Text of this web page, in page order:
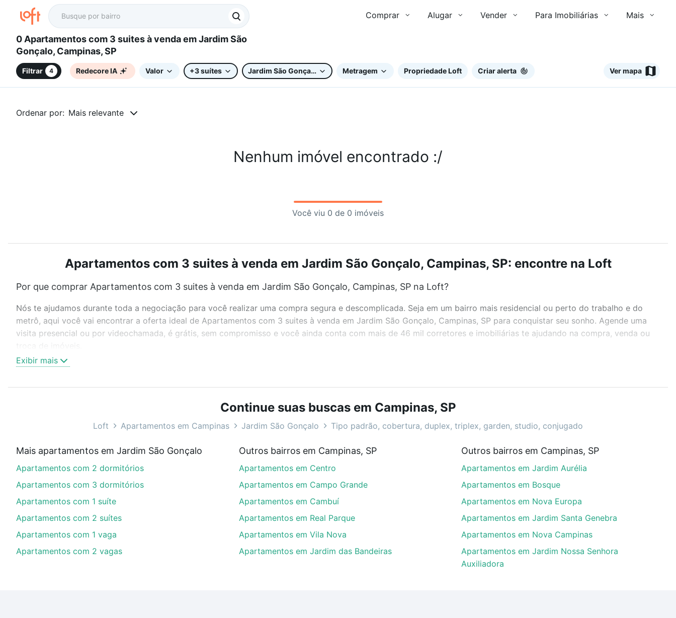
Comprar Alugar Vender Para Imobiliárias Mais
0 Apartamentos com 3 suites à venda em Jardim São
Gonçalo, Campinas, SP
Filtrar 4 Redecore IA Valor +3 suítes Jardim São Gonçalo Metragem Propriedade Loft Criar alerta Ver mapa
Ordenar por: Mais relevante
Nenhum imóvel encontrado :/
Você viu 0 de 0 imóveis
Apartamentos com 3 suites à venda em Jardim São Gonçalo, Campinas, SP: encontre na Loft
Por que comprar Apartamentos com 3 suites à venda em Jardim São Gonçalo, Campinas, SP na Loft?
Nós te ajudamos durante toda a negociação para você realizar uma compra segura e descomplicada. Seja em um bairro mais residencial ou perto do trabalho e do
metrô, aqui você vai encontrar a oferta ideal de Apartamentos com 3 suites à venda em Jardim São Gonçalo, Campinas, SP para conquistar seu sonho. Agende uma
visita presencial ou por videochamada, é grátis, sem compromisso e você ainda conta com mais de 46 mil corretores e imobiliárias te ajudando na compra, venda ou
Como escolher um imóvel?
Use barra de busca no topo para pesquisar por ruas, bairros e até condomínios favoritos. Você também pode usar os filtros como quantidade de quartos, suítes, com
ou sem vaga de garagem para combinar perfeitamente com o preço, metragem e comodidades, como piscina, academia, salão de festas ou área verde e encontrar
Apartamentos com 3 suites à venda em Jardim São Gonçalo, Campinas, SP ideal para você na Loft.
Aqui na Loft temos a oferta ideal para você, com Apartamentos com 3 suites à venda em Jardim São Gonçalo, Campinas, SP que custam a partir de R$ 0 e com
nossas opções de financiamento imobiliário as parcelas podem se adequar ao seu orçamento. Se ainda tem alguma dúvida dos custos envolvidos no processo de
compra, veja em nosso portal quanto custa comprar um apartamento e conte com a gente para comprar o imóvel dos seus sonhos com segurança e conforto. Loft,
Exibir mais
Continue suas buscas em Campinas, SP
Loft Apartamentos em Campinas Jardim São Gonçalo Tipo padrão, cobertura, duplex, triplex, garden, studio, conjugado
Mais apartamentos em Jardim São Gonçalo
Apartamentos com 2 dormitórios
Apartamentos com 3 dormitórios
Apartamentos com 1 suíte
Apartamentos com 2 suítes
Apartamentos com 1 vaga
Apartamentos com 2 vagas
Outros bairros em Campinas, SP
Apartamentos em Centro
Apartamentos em Campo Grande
Apartamentos em Cambuí
Apartamentos em Real Parque
Apartamentos em Vila Nova
Apartamentos em Jardim das Bandeiras
Outros bairros em Campinas, SP
Apartamentos em Jardim Aurélia
Apartamentos em Bosque
Apartamentos em Nova Europa
Apartamentos em Jardim Santa Genebra
Apartamentos em Nova Campinas
Apartamentos em Jardim Nossa Senhora
Auxiliadora